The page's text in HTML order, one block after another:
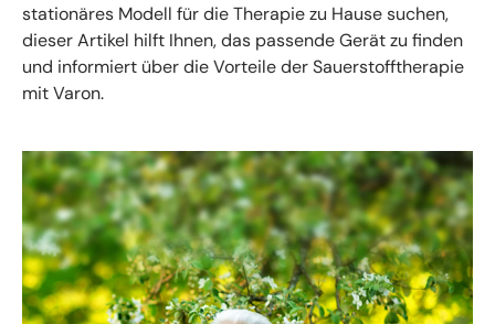
stationäres Modell für die Therapie zu Hause suchen,
dieser Artikel hilft Ihnen, das passende Gerät zu finden
und informiert über die Vorteile der Sauerstofftherapie
mit Varon.